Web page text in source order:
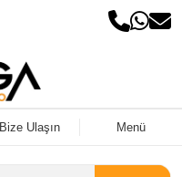
Bize Ulaşın Menü